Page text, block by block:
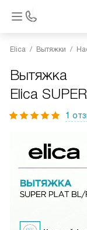
Elica Вытяжки
Вытяжка
Elica
1